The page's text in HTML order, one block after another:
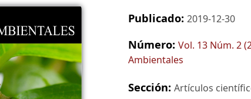
Publicado: 2019-12-30
Número: Vol. 13 Núm. 2
Ambientales
Sección: Artículos